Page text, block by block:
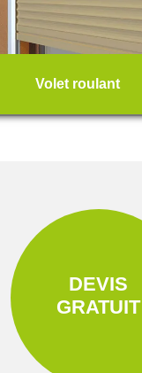
Volet roulant
DEVIS
GRATUIT